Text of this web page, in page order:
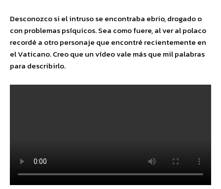
Desconozco si el intruso se encontraba ebrio, drogado o
con problemas psíquicos. Sea como fuere, al ver al polaco
recordé a otro personaje que encontré recientemente en
el Vaticano. Creo que un vídeo vale más que mil palabras
para describirlo.